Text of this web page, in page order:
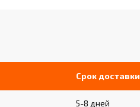
Срок доставки
5-8 дней